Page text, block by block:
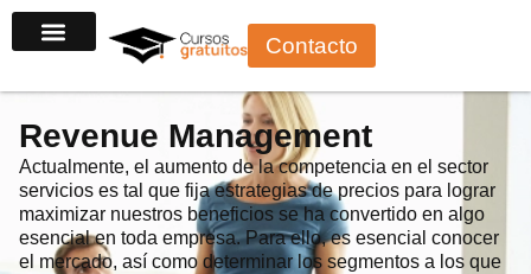
al
Contacto
Revenue Management
Actualmente, el aumento de la competencia en el sector
servicios es tal que fija estrategias de precios para lograr
maximizar nuestros beneficios se ha convertido en algo
esencial en toda empresa. Para ello, es esencial conocer
el mercado, así como determinar los segmentos a los que